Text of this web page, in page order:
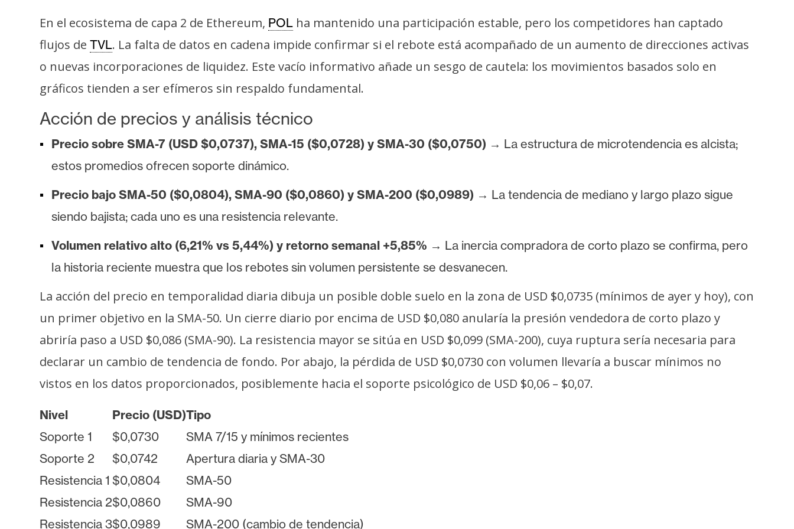
c
i
d
a
d
En el ecosistema de capa 2 de Ethereum, POL ha mantenido una participación estable, pero los competidores han captado
flujos de TVL. La falta de datos en cadena impide confirmar si el rebote está acompañado de un aumento de direcciones activas
o nuevas incorporaciones de liquidez. Este vacío informativo añade un sesgo de cautela: los movimientos basados solo en
gráficos tienden a ser efímeros sin respaldo fundamental.
Acción de precios y análisis técnico
Precio sobre SMA-7 (USD $0,0737), SMA-15 ($0,0728) y SMA-30 ($0,0750) → La estructura de microtendencia es alcista;
estos promedios ofrecen soporte dinámico.
Precio bajo SMA-50 ($0,0804), SMA-90 ($0,0860) y SMA-200 ($0,0989) → La tendencia de mediano y largo plazo sigue
siendo bajista; cada uno es una resistencia relevante.
Volumen relativo alto (6,21% vs 5,44%) y retorno semanal +5,85% → La inercia compradora de corto plazo se confirma, pero
la historia reciente muestra que los rebotes sin volumen persistente se desvanecen.
La acción del precio en temporalidad diaria dibuja un posible doble suelo en la zona de USD $0,0735 (mínimos de ayer y hoy), con
un primer objetivo en la SMA-50. Un cierre diario por encima de USD $0,080 anularía la presión vendedora de corto plazo y
abriría paso a USD $0,086 (SMA-90). La resistencia mayor se sitúa en USD $0,099 (SMA-200), cuya ruptura sería necesaria para
declarar un cambio de tendencia de fondo. Por abajo, la pérdida de USD $0,0730 con volumen llevaría a buscar mínimos no
vistos en los datos proporcionados, posiblemente hacia el soporte psicológico de USD $0,06 – $0,07.
Nivel Precio (USD)Tipo
Soporte 1
$0,0730
SMA 7/15 y mínimos recientes
Soporte 2
$0,0742
Apertura diaria y SMA-30
Resistencia 1 $0,0804
SMA-50
Resistencia 2$0,0860
SMA-90
Resistencia 3$0,0989 SMA-200 (cambio de tendencia)